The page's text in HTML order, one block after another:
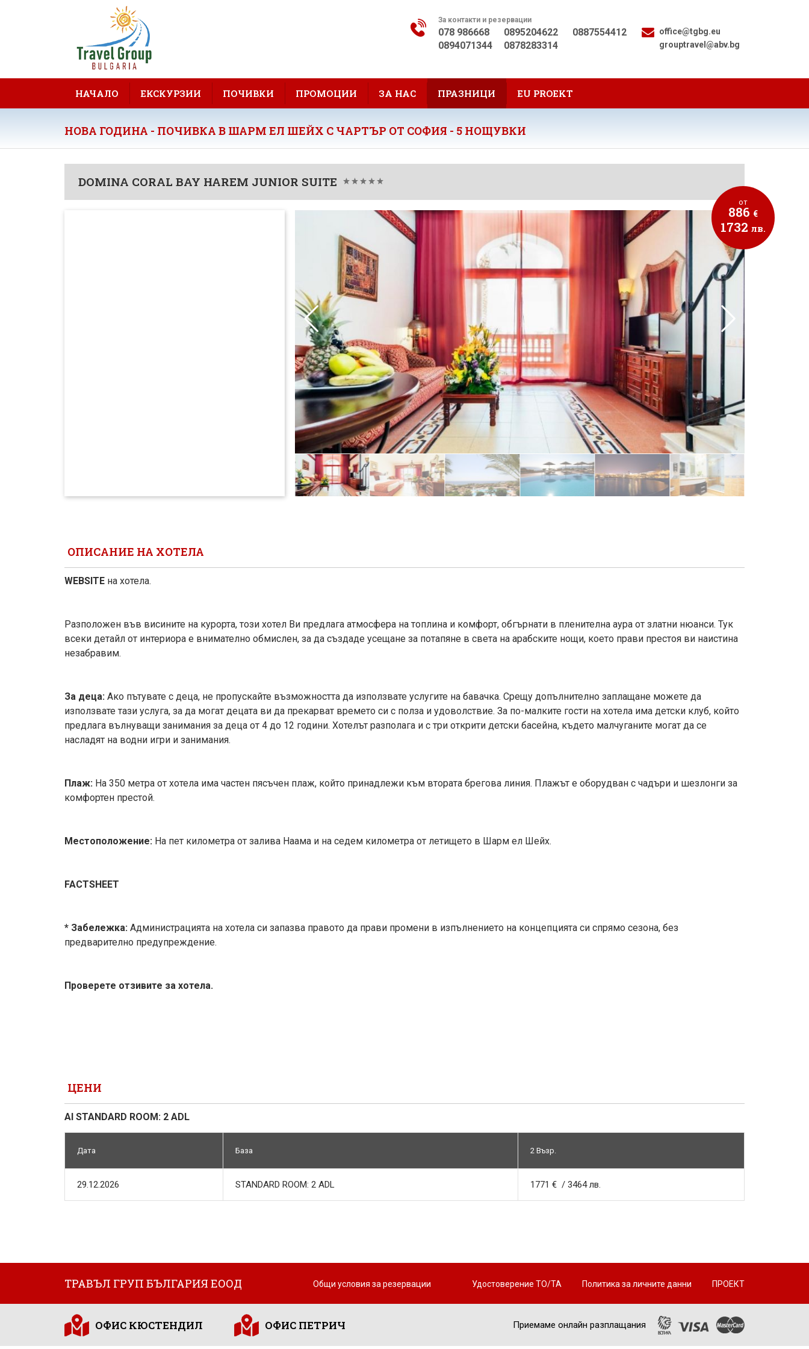
За контакти и резервации
078 986668 0895204622
0887554412
0894071344
0878283314
office@tgbg.eu
grouptravel@abv.bg
НАЧАЛО ЕКСКУРЗИИ ПОЧИВКИ ПРОМОЦИИ ЗА НАС ПРАЗНИЦИ EU PROEKT
НОВА ГОДИНА - ПОЧИВКА В ШАРМ ЕЛ ШЕЙХ С ЧАРТЪР ОТ СОФИЯ - 5 НОЩУВКИ
DOMINA CORAL BAY HAREM JUNIOR SUITE
от
886 €
1732 лв.
ОПИСАНИЕ НА ХОТЕЛА
WEBSITE на хотела.
Разположен във висините на курорта, този хотел Ви предлага атмосфера на топлина и комфорт, обгърнати в пленителна аура от златни нюанси. Тук
всеки детайл от интериора е внимателно обмислен, за да създаде усещане за потапяне в света на арабските нощи, което прави престоя ви наистина
незабравим.
За деца: Ако пътувате с деца, не пропускайте възможността да използвате услугите на бавачка. Срещу допълнително заплащане можете да
използвате тази услуга, за да могат децата ви да прекарват времето си с полза и удоволствие. За по-малките гости на хотела има детски клуб, който
предлага вълнуващи занимания за деца от 4 до 12 години. Хотелът разполага и с три открити детски басейна, където малчуганите могат да се
насладят на водни игри и занимания.
Плаж: На 350 метра от хотела има частен пясъчен плаж, който принадлежи към втората брегова линия. Плажът е оборудван с чадъри и шезлонги за
комфортен престой.
Местоположение: На пет километра от залива Наама и на седем километра от летището в Шарм ел Шейх.
FACTSHEET
* Забележка: Администрацията на хотела си запазва правото да прави промени в изпълнението на концепцията си спрямо сезона, без
предварително предупреждение.
Проверете отзивите за хотела.
ЦЕНИ
AI STANDARD ROOM: 2 ADL
Дата База 2 Възр.
29.12.2026 STANDARD ROOM: 2 ADL 1771 € / 3464 лв.
ТРАВЪЛ ГРУП БЪЛГАРИЯ ЕООД Общи условия за резервации Удостоверение ТО/ТА Политика за личните данни ПРОЕКТ
ОФИС КЮСТЕНДИЛ ОФИС ПЕТРИЧ Приемаме онлайн разплащания